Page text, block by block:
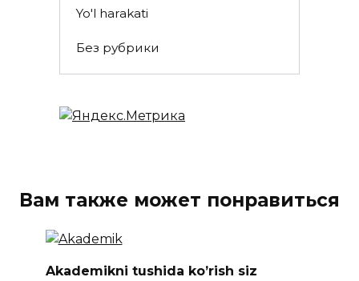
Yo'l harakati
Без рубрики
Вам также может понравиться
Akademikni tushida ko’rish siz